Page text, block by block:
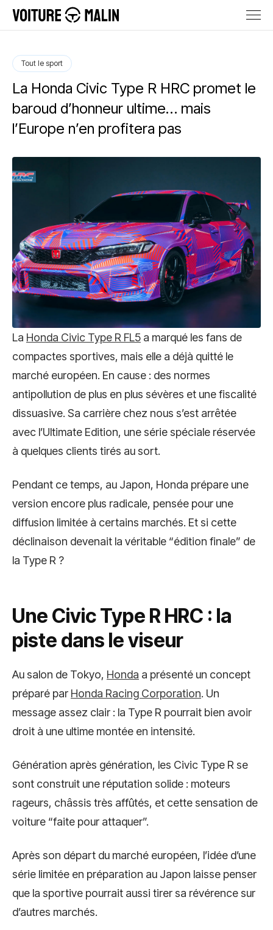
Tout le sport
La Honda Civic Type R HRC promet le
baroud d’honneur ultime… mais
l’Europe n’en profitera pas
La Honda Civic Type R FL5 a marqué les fans de
compactes sportives, mais elle a déjà quitté le
marché européen. En cause : des normes
antipollution de plus en plus sévères et une fiscalité
dissuasive. Sa carrière chez nous s’est arrêtée
avec l’Ultimate Edition, une série spéciale réservée
à quelques clients tirés au sort.
Pendant ce temps, au Japon, Honda prépare une
version encore plus radicale, pensée pour une
diffusion limitée à certains marchés. Et si cette
déclinaison devenait la véritable “édition finale” de
la Type R ?
Une Civic Type R HRC : la
piste dans le viseur
Au salon de Tokyo, Honda a présenté un concept
préparé par Honda Racing Corporation. Un
message assez clair : la Type R pourrait bien avoir
droit à une ultime montée en intensité.
Génération après génération, les Civic Type R se
sont construit une réputation solide : moteurs
rageurs, châssis très affûtés, et cette sensation de
voiture “faite pour attaquer”.
Après son départ du marché européen, l’idée d’une
série limitée en préparation au Japon laisse penser
que la sportive pourrait aussi tirer sa révérence sur
d’autres marchés.